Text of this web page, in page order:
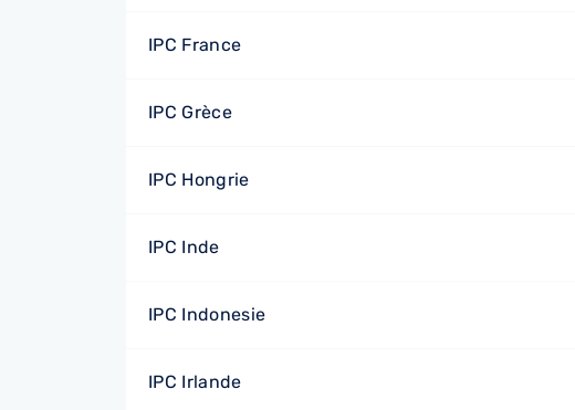
IPC France
IPC Grèce
IPC Hongrie
IPC Inde
IPC Indonesie
IPC Irlande